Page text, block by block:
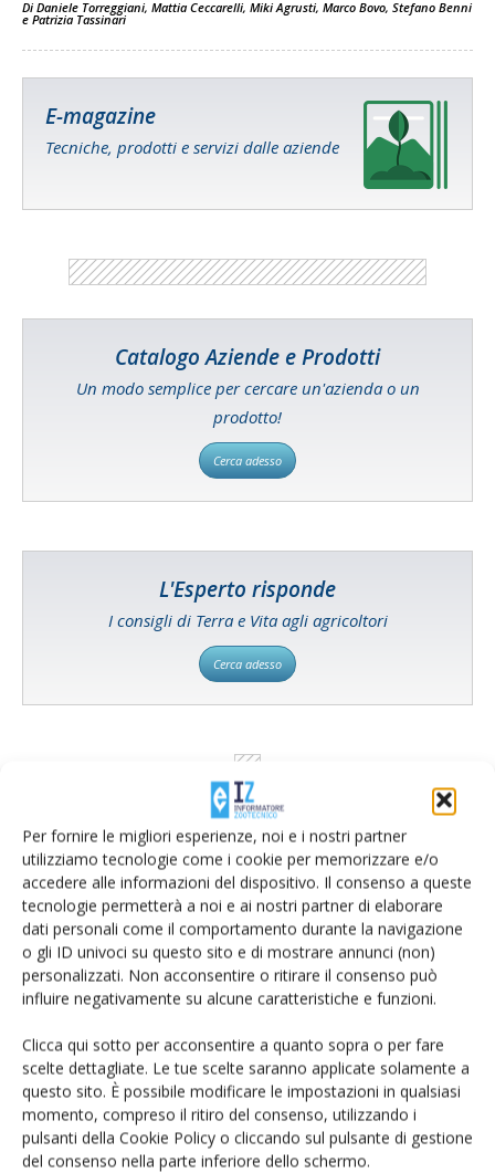
Per fornire le migliori esperienze, noi e i nostri partner
utilizziamo tecnologie come i cookie per memorizzare e/o
accedere alle informazioni del dispositivo. Il consenso a queste
tecnologie permetterà a noi e ai nostri partner di elaborare
dati personali come il comportamento durante la navigazione
o gli ID univoci su questo sito e di mostrare annunci (non)
personalizzati. Non acconsentire o ritirare il consenso può
influire negativamente su alcune caratteristiche e funzioni.
Clicca qui sotto per acconsentire a quanto sopra o per fare
scelte dettagliate. Le tue scelte saranno applicate solamente a
questo sito. È possibile modificare le impostazioni in qualsiasi
momento, compreso il ritiro del consenso, utilizzando i
pulsanti della Cookie Policy o cliccando sul pulsante di gestione
del consenso nella parte inferiore dello schermo.
Di Daniele Torreggiani, Mattia Ceccarelli, Miki Agrusti, Marco Bovo, Stefano Benni
e Patrizia Tassinari
E-magazine
Tecniche, prodotti e servizi dalle aziende
Catalogo Aziende e Prodotti
Un modo semplice per cercare un'azienda o un
prodotto!
Cerca adesso
L'Esperto risponde
I consigli di Terra e Vita agli agricoltori
Cerca adesso
Rimani aggiornato sul mondo
dell’agricoltura
Iscriviti alle nostre newsletter